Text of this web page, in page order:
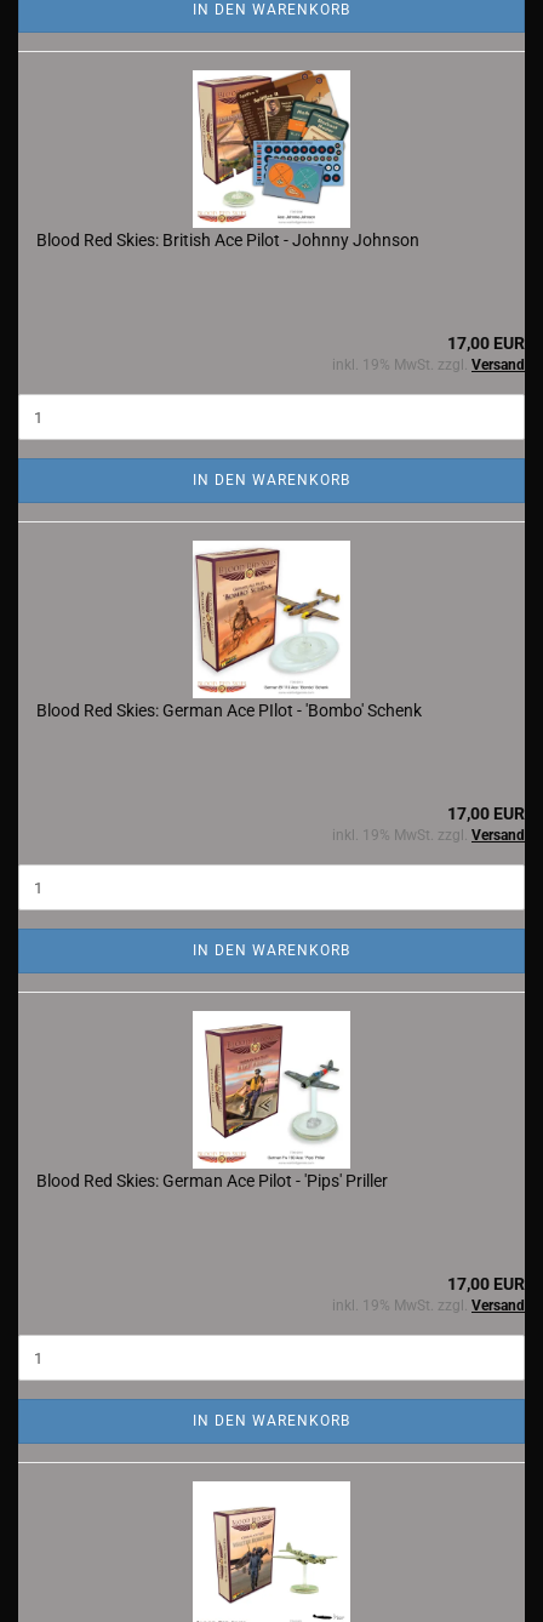
IN DEN WARENKORB
Blood Red Skies: British Ace Pilot - Johnny Johnson
17,00 EUR
inkl. 19% MwSt. zzgl. Versand
IN DEN WARENKORB
Blood Red Skies: German Ace PIlot - 'Bombo' Schenk
17,00 EUR
inkl. 19% MwSt. zzgl. Versand
IN DEN WARENKORB
Blood Red Skies: German Ace Pilot - 'Pips' Priller
17,00 EUR
inkl. 19% MwSt. zzgl. Versand
IN DEN WARENKORB